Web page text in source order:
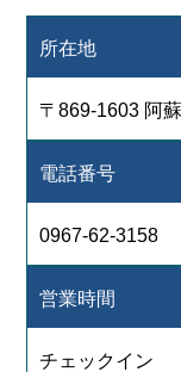
所在地
〒869-1603 阿
電話番号
0967-62-3158
営業時間
チェックイ